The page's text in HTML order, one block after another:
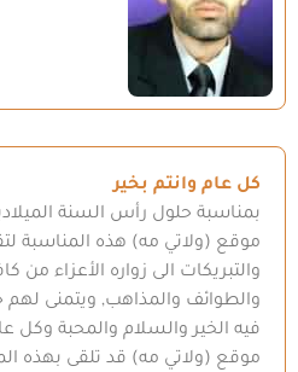
كل عام وانتم بخير
موقع (ولاتي مه) هذه المناسبة
والتبريكات الى زواره الأعزاء من
والطوائف والمذاهب, ويتمنى
فيه الخير والسلام والمحبة وكل
موقع (ولاتي مه) قد تلقى بهذه